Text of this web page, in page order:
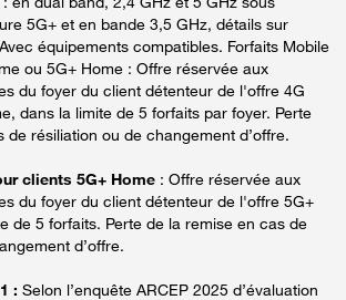
5G+ et en bande 3,5 GHz, détails sur
équipements compatibles. Forfaits Mobile
ou 5G+ Home : Offre réservée aux
du foyer du client détenteur de l'offre 4G
dans la limite de 5 forfaits par foyer. Perte
de résiliation ou de changement d’offre.
clients 5G+ Home : Offre réservée aux
du foyer du client détenteur de l'offre 5G+
de 5 forfaits. Perte de la remise en cas de
d’offre.
: Selon l’enquête ARCEP 2025 d’évaluation